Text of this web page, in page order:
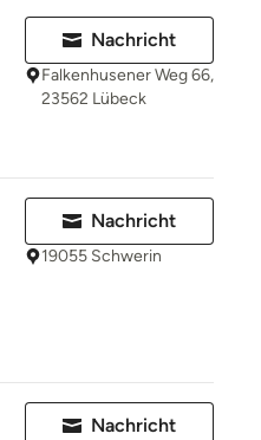
Nachricht
Falkenhusener Weg 66,
23562 Lübeck
Nachricht
19055 Schwerin
Nachricht